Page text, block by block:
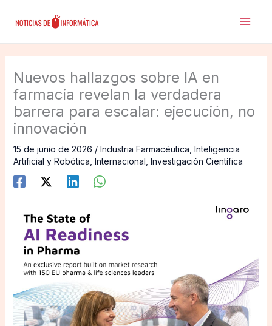
Nuevos hallazgos sobre IA en
farmacia revelan la verdadera
barrera para escalar: ejecución, no
innovación
15 de junio de 2026 / Industria Farmacéutica Inteligencia
Artificial y Robótica Internacional Investigación Científica